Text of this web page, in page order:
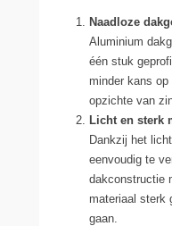
Naadloze
Aluminium
één stuk
minder kans
opzichte van
Licht en sterk
Dankzij het
eenvoudig te
dakconstructie
materiaal sterk
gaan.